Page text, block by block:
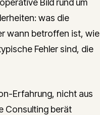
Bild rund um
was die
wann betroffen ist, wie
Fehler sind, die
Erfahrung, nicht aus
Consulting berät